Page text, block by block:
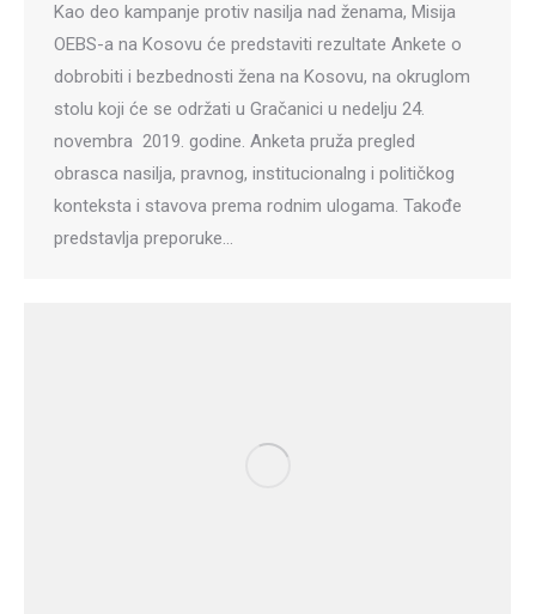
Kao deo kampanje protiv nasilja nad ženama, Misija
OEBS-a na Kosovu će predstaviti rezultate Ankete o
dobrobiti i bezbednosti žena na Kosovu, na okruglom
stolu koji će se održati u Gračanici u nedelju 24.
novembra 2019. godine. Anketa pruža pregled
obrasca nasilja, pravnog, institucionalng i političkog
konteksta i stavova prema rodnim ulogama. Takođe
predstavlja preporuke…